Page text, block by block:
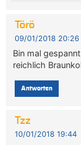
Törö
09/01/2018 20:26
Bin mal
reichlich
Antworten
Tzz
10/01/2018 19:44